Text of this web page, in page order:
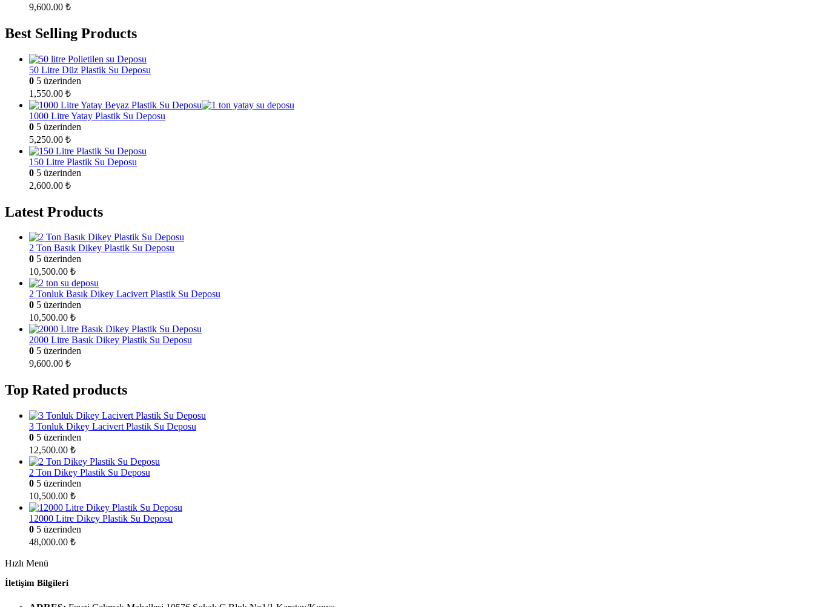
9,600.00 ₺
Best Selling Products
50 Litre Düz Plastik Su Deposu
0 5 üzerinden
1,550.00 ₺
1000 Litre Yatay Plastik Su Deposu
0 5 üzerinden
5,250.00 ₺
150 Litre Plastik Su Deposu
0 5 üzerinden
2,600.00 ₺
Latest Products
2 Ton Basık Dikey Plastik Su Deposu
0 5 üzerinden
10,500.00 ₺
2 Tonluk Basık Dikey Lacivert Plastik Su Deposu
0 5 üzerinden
10,500.00 ₺
2000 Litre Basık Dikey Plastik Su Deposu
0 5 üzerinden
9,600.00 ₺
Top Rated products
3 Tonluk Dikey Lacivert Plastik Su Deposu
0 5 üzerinden
12,500.00 ₺
2 Ton Dikey Plastik Su Deposu
0 5 üzerinden
10,500.00 ₺
12000 Litre Dikey Plastik Su Deposu
0 5 üzerinden
48,000.00 ₺
Hızlı Menü
İletişim Bilgileri